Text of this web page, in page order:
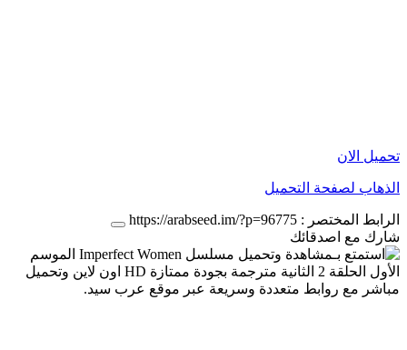
تحميل الان
الذهاب لصفحة التحميل
الرابط المختصر : https://arabseed.im/?p=96775
شارك مع اصدقائك